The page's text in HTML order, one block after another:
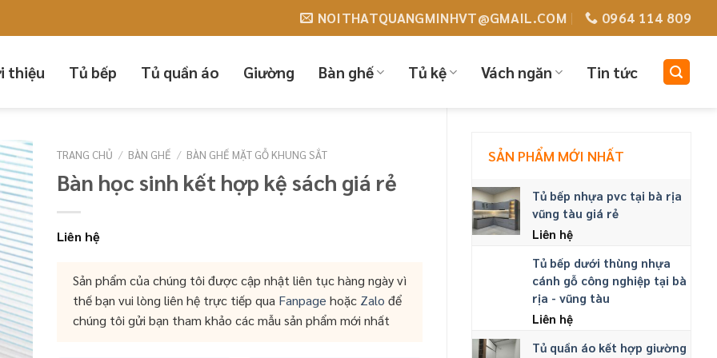
NOITHATQUANGMINHVT@GMAIL.COM 0964 114 809
thiệu Tủ bếp Tủ quần áo Giường Bàn ghế Tủ kệ Vách ngăn Tin tức
SẢN PHẨM MỚI NHẤT
Tủ bếp nhựa pvc tại bà rịa
vũng tàu giá rẻ
Liên hệ
Tủ bếp dưới thùng nhựa
cánh gỗ công nghiệp tại bà
rịa - vũng tàu
Liên hệ
Tủ quần áo kết hợp giường
TRANG CHỦ / BÀN GHẾ / BÀN GHẾ MẶT GỖ KHUNG SẮT
Bàn học sinh kết hợp kệ sách giá rẻ
Liên hệ
Sản phẩm của chúng tôi được cập nhật liên tục hàng ngày vì
thế bạn vui lòng liên hệ trực tiếp qua Fanpage hoặc Zalo để
chúng tôi gửi bạn tham khảo các mẫu sản phẩm mới nhất